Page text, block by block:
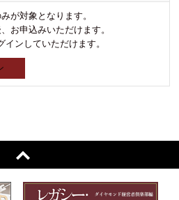
が対象となります。
お申込みいただけます。
ンしていただけます。